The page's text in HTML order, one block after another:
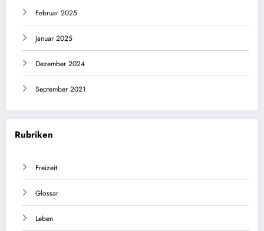
Februar 2025
Januar 2025
Dezember 2024
September 2021
Rubriken
Freizeit
Glossar
Leben